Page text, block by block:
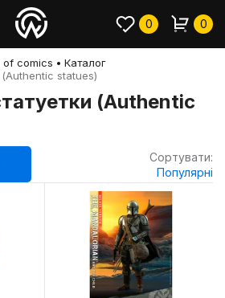
0 0
of comics
Каталог
(Authentic statues)
(Authentic
Сортувати:
Популярні